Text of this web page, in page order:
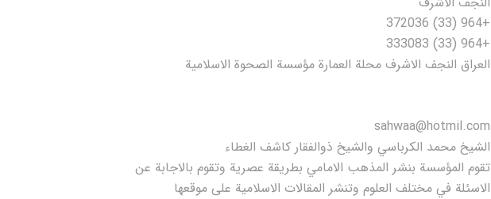
+964 (33) 372036
+964 (33) 333083
العراق النجف الاشرف محلة العمارة مؤسسة الصحوة الاسلامية
sahwaa@hotmil.com
الشيخ محمد الكرباسي والشيخ ذوالفقار كاشف الغطاء
تقوم المؤسسة بنشر المذهب الامامي بطريقة عصرية وتقوم بالاجابة عن
الاسئلة في مختلف العلوم وتنشر المقالات الاسلامية على موقعها